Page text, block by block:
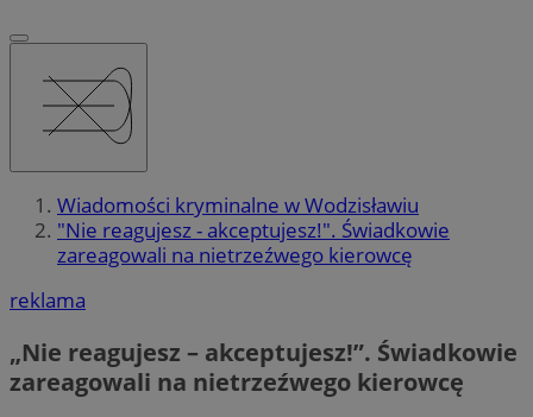
Wiadomości kryminalne w Wodzisławiu
"Nie reagujesz - akceptujesz!". Świadkowie
zareagowali na nietrzeźwego kierowcę
reklama
„Nie reagujesz – akceptujesz!”. Świadkowie
zareagowali na nietrzeźwego kierowcę